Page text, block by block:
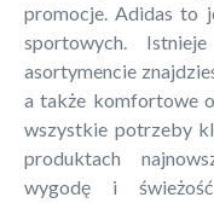
promocje. Adidas to
sportowych.
asortymencie
a także komfortowe
wszystkie potrzeby
produktach
wygodę i